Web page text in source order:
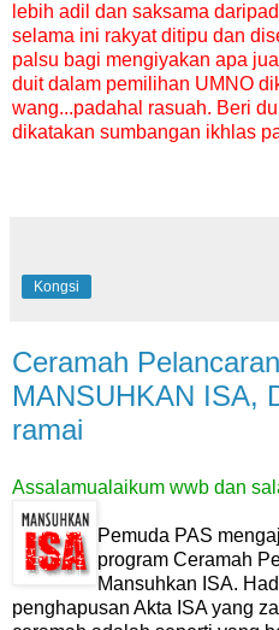
lebih adil dan saksama
selama ini rakyat ditipu dan
palsu bagi mengiyakan apa
duit dalam pemilihan UMNO
wang...padahal rasuah. Beri
dikatakan sumbangan ikhlas
Kongsi
Ceramah
MANSUHKAN ISA,
ramai
Assalamualaikum wwb dan
Pemuda PAS
program Ceramah
Mansuhkan ISA.
penghapusan Akta ISA yang